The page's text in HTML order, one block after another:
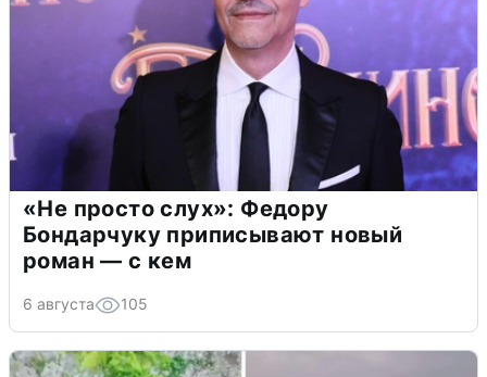
«Не просто слух»: Федору
Бондарчуку приписывают новый
роман — с кем
6 августа 105